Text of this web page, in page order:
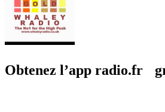
Obtenez l’app radio.fr